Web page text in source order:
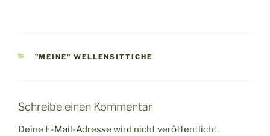
KATEGORIEN
"MEINE" WELLENSITTICHE
Schreibe einen Kommentar
Deine E-Mail-Adresse wird nicht veröffentlicht.